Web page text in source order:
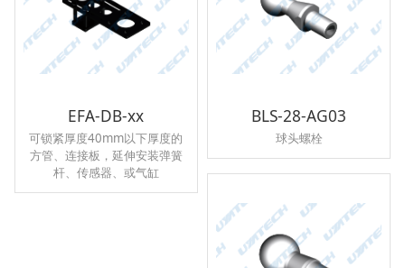
EFA-DB-xx
可锁紧厚度40mm以下厚度的
方管、连接板，延伸安装弹簧
杆、传感器、或气缸
BLS-28-AG03
球头螺栓